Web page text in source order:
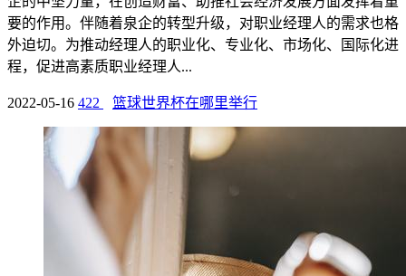
要的作用。伴随着泉企的转型升级，对职业经理人的需求也格
外迫切。为推动经理人的职业化、专业化、市场化、国际化进
程，促进高素质职业经理人...
2022-05-16 422 篮球世界杯在哪里举行